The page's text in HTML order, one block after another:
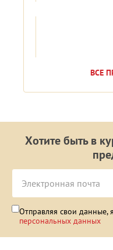
ВСЕ
Хотите быть в
Отправляя свои данные,
персональных данных